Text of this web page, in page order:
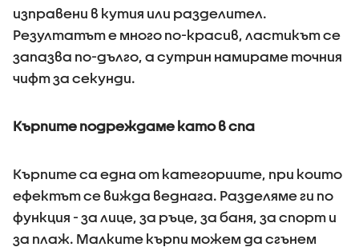
изправени в кутия или разделител.
Резултатът е много по-красив, ластикът се
запазва по-дълго, а сутрин намираме точния
чифт за секунди.
Кърпите подреждаме като в спа
Кърпите са една от категориите, при които
ефектът се вижда веднага. Разделяме ги по
функция - за лице, за ръце, за баня, за спорт и
за плаж. Малките кърпи можем да сгънем